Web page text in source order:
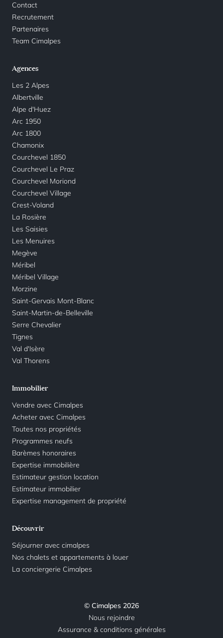
Contact
Recrutement
Partenaires
Team Cimalpes
Agences
Les 2 Alpes
Albertville
Alpe d'Huez
Arc 1950
Arc 1800
Chamonix
Courchevel 1850
Courchevel Le Praz
Courchevel Moriond
Courchevel Village
Crest-Voland
La Rosière
Les Saisies
Les Menuires
Megève
Méribel
Méribel Village
Morzine
Saint-Gervais Mont-Blanc
Saint-Martin-de-Belleville
Serre Chevalier
Tignes
Val d'Isère
Val Thorens
Immobilier
Vendre avec Cimalpes
Acheter avec Cimalpes
Toutes nos propriétés
Programmes neufs
Barèmes honoraires
Expertise immobilière
Estimateur gestion location
Estimateur immobilier
Expertise management de propriété
Découvrir
Séjourner avec cimalpes
Nos chalets et appartements à louer
La conciergerie Cimalpes
© Cimalpes 2026
Nous rejoindre
Assurance & conditions générales